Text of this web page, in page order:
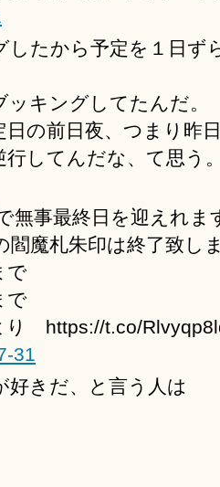
したから予定を１日ず
キングしてたんだ。
の前日夜、つまり昨
してんだな、て思う
無事最終日を迎えれ
閻魔札朱印は終了致し
で
で
https://t.co/
31
好きだ、と言う人は